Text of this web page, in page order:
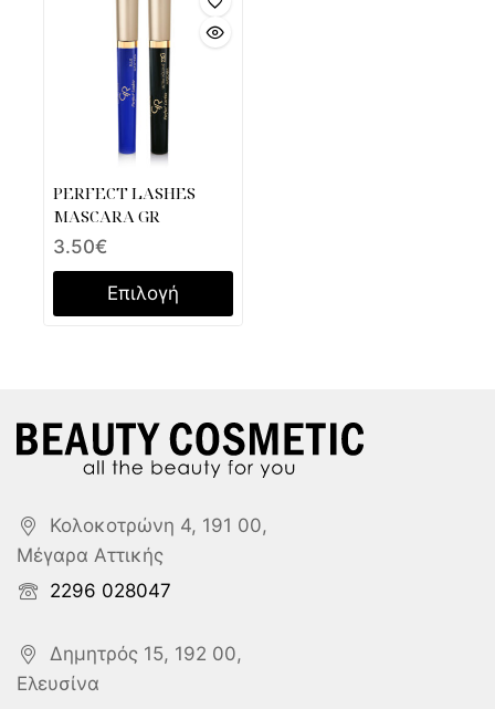
PERFECT LASHES
MASCARA GR
3.50€
Επιλογή
Κολοκοτρώνη 4, 191 00,
Μέγαρα Αττικής
2296 028047
Δημητρός 15, 192 00,
Ελευσίνα